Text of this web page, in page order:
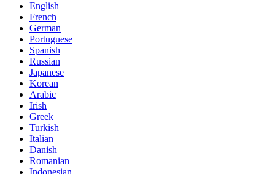
English
French
German
Portuguese
Spanish
Russian
Japanese
Korean
Arabic
Irish
Greek
Turkish
Italian
Danish
Romanian
Indonesian